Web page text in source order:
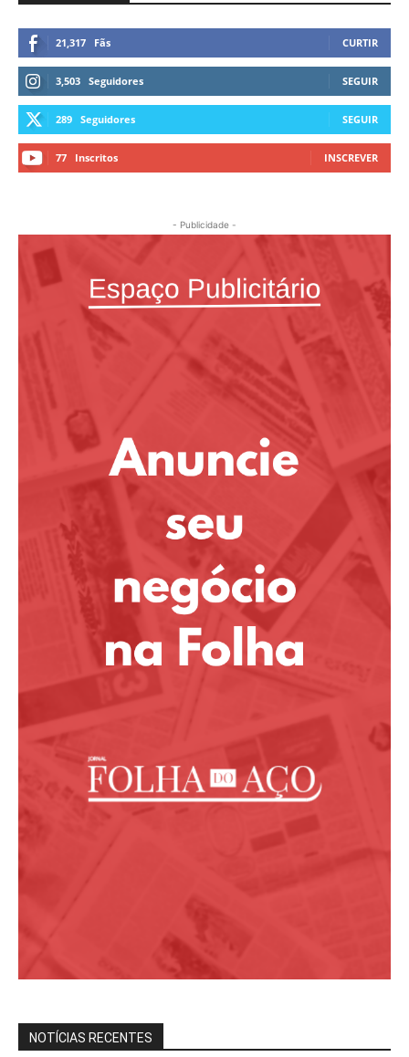
21,317 Fãs CURTIR
3,503 Seguidores SEGUIR
289 Seguidores SEGUIR
77 Inscritos INSCREVER
- Publicidade -
NOTÍCIAS RECENTES